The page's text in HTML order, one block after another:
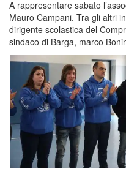
A rappresentare sabato
Mauro Campani. Tra gli altri
dirigente scolastica del
sindaco di Barga, marco